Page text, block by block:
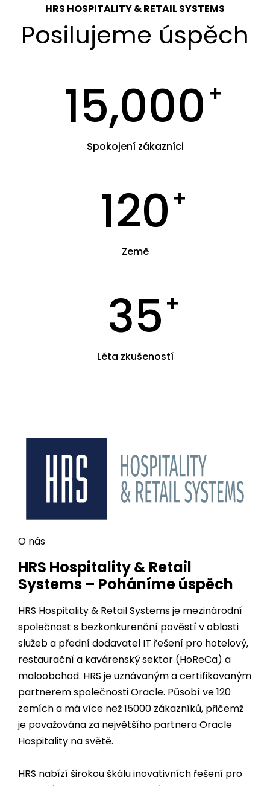
HRS HOSPITALITY & RETAIL SYSTEMS
Posilujeme úspěch
15,000 +
Spokojení zákazníci
120 +
Země
35+
Léta zkušeností
O nás
HRS Hospitality & Retail
Systems – Poháníme úspěch
HRS Hospitality & Retail Systems je mezinárodní
společnost s bezkonkurenční pověstí v oblasti
služeb a přední dodavatel IT řešení pro hotelový,
restaurační a kavárenský sektor (HoReCa) a
maloobchod. HRS je uznávaným a certifikovaným
partnerem společnosti Oracle. Působí ve120
zemích a má více než15000 zákazníků, přičemž
je považována za největšího partnera Oracle
Hospitality na světě.
HRS nabízí širokou škálu inovativních řešení pro